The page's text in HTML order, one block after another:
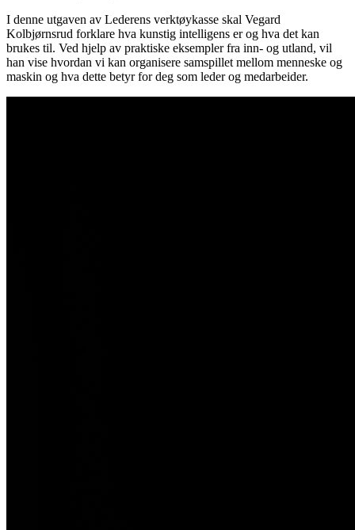
I denne utgaven av Lederens verktøykasse skal Vegard
Kolbjørnsrud forklare hva kunstig intelligens er og hva det kan
brukes til. Ved hjelp av praktiske eksempler fra inn- og utland, vil
han vise hvordan vi kan organisere samspillet mellom menneske og
maskin og hva dette betyr for deg som leder og medarbeider.